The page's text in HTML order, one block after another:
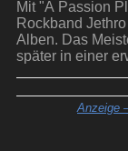
Mit "A Passion
Rockband
Alben. Das
später in einer
Anzeige